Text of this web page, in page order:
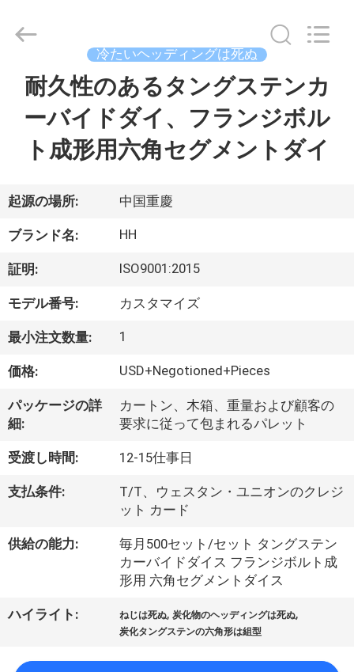
ダ
ク
ト
ビ
オ
に
つ
2019
Henghui
Precision
冷たいヘッディングは死ぬ
耐久性のあるタングステンカ
ーバイドダイ、フランジボル
ト成形用六角セグメントダイ
起源の場所: 中国重慶
ブランド名: HH
証明: ISO9001:2015
モデル番号: カスタマイズ
最小注文数量: 1
価格: USD+Negotioned+Pieces
パッケージの詳
細:
カートン、木箱、重量および顧客の
要求に従って包まれるパレット
受渡し時間: 12-15仕事日
支払条件:
T/T、ウェスタン・ユニオンのクレジ
ット カード
供給の能力:
毎月500セット/セット タングステン
カーバイドダイス フランジボルト成
形用 六角セグメントダイス
ハイライト: ねじは死ぬ,炭化物のヘッディングは死ぬ,
炭化タングステンの六角形は組型